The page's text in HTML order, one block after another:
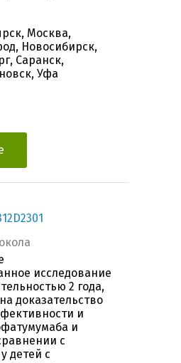
Москва,
Новосибирск,
Саранск,
Уфа
исследование
2 года,
доказательство
и
и
с
детей с